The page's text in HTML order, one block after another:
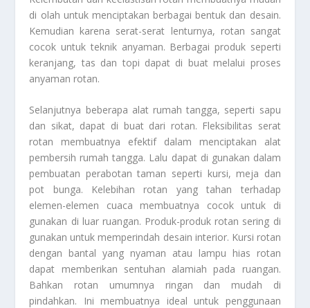
di olah untuk menciptakan berbagai bentuk dan desain.
Kemudian karena serat-serat lenturnya, rotan sangat
cocok untuk teknik anyaman. Berbagai produk seperti
keranjang, tas dan topi dapat di buat melalui proses
anyaman rotan.
Selanjutnya beberapa alat rumah tangga, seperti sapu
dan sikat, dapat di buat dari rotan. Fleksibilitas serat
rotan membuatnya efektif dalam menciptakan alat
pembersih rumah tangga. Lalu dapat di gunakan dalam
pembuatan perabotan taman seperti kursi, meja dan
pot bunga. Kelebihan rotan yang tahan terhadap
elemen-elemen cuaca membuatnya cocok untuk di
gunakan di luar ruangan. Produk-produk rotan sering di
gunakan untuk memperindah desain interior. Kursi rotan
dengan bantal yang nyaman atau lampu hias rotan
dapat memberikan sentuhan alamiah pada ruangan.
Bahkan rotan umumnya ringan dan mudah di
pindahkan. Ini membuatnya ideal untuk penggunaan